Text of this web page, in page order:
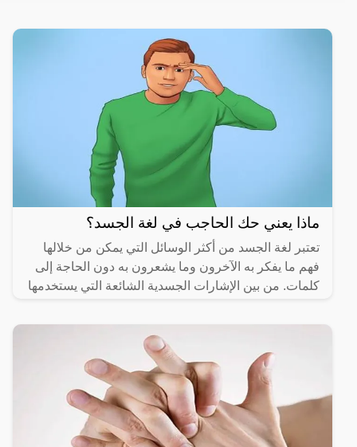
ماذا يعني حك الحاجب في لغة الجسد؟
تعتبر لغة الجسد من أكثر الوسائل التي يمكن من خلالها
فهم ما يفكر به الآخرون وما يشعرون به دون الحاجة إلى
كلمات. من بين الإشارات الجسدية الشائعة التي يستخدمها